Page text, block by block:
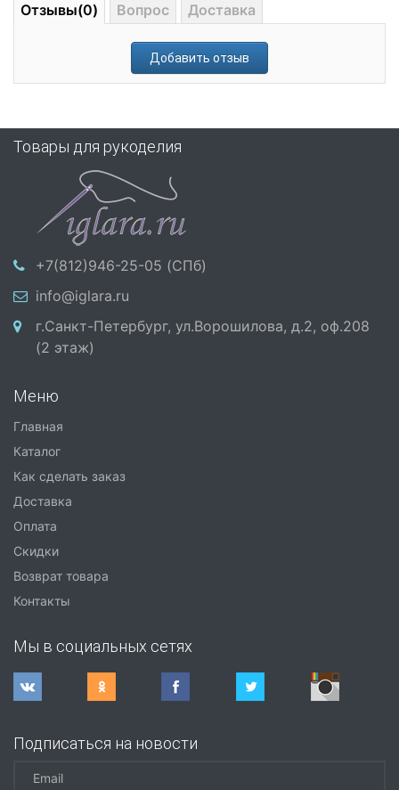
Отзывы(0) Вопрос Доставка
Добавить отзыв
Товары для рукоделия
+7(812)946-25-05 (СПб)
info@iglara.ru
г.Санкт-Петербург, ул.Ворошилова, д.2, оф.208
(2 этаж)
Меню
Главная
Каталог
Как сделать заказ
Доставка
Оплата
Скидки
Возврат товара
Контакты
Мы в социальных сетях
Подписаться на новости